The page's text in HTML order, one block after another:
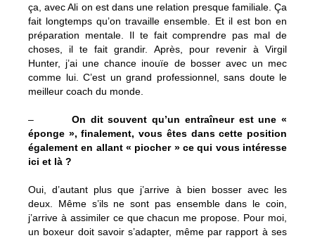
ça, avec Ali on est dans une relation presque familiale. Ça
fait longtemps qu’on travaille ensemble. Et il est bon en
préparation mentale. Il te fait comprendre pas mal de
choses, il te fait grandir. Après, pour revenir à Virgil
Hunter, j’ai une chance inouïe de bosser avec un mec
comme lui. C’est un grand professionnel, sans doute le
meilleur coach du monde.
– On dit souvent qu’un entraîneur est une «
éponge », finalement, vous êtes dans cette position
également en allant « piocher » ce qui vous intéresse
ici et là ?
Oui, d’autant plus que j’arrive à bien bosser avec les
deux. Même s’ils ne sont pas ensemble dans le coin,
j’arrive à assimiler ce que chacun me propose. Pour moi,
un boxeur doit savoir s’adapter, même par rapport à ses